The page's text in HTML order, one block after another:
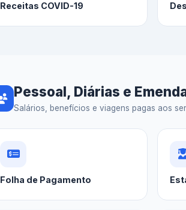
Receitas COVID-19
Pessoal, Diárias e
Salários, benefícios e viagens pagas aos
Folha de Pagamento